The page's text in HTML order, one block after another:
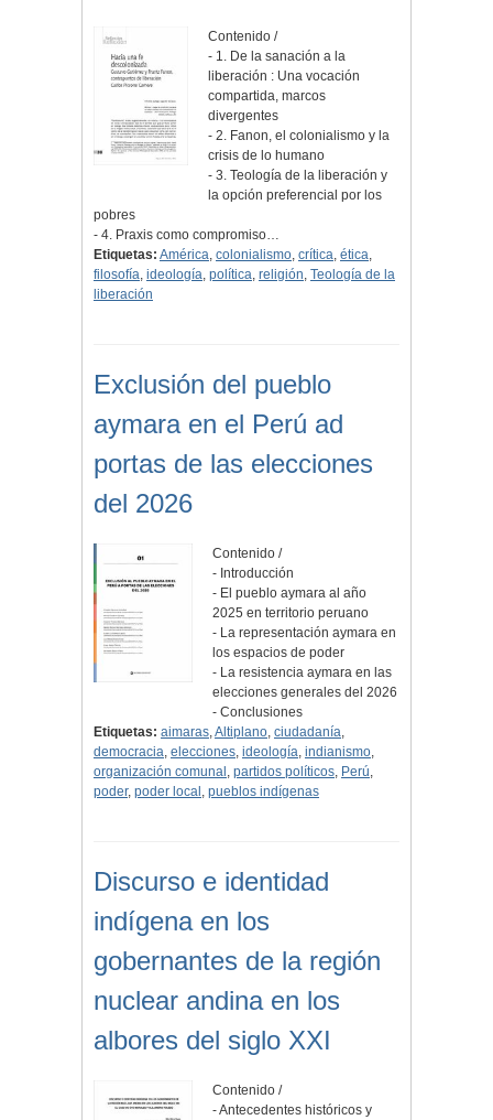
Contenido /
- 1. De la sanación a la
liberación : Una vocación
compartida, marcos
divergentes
- 2. Fanon, el colonialismo y la
crisis de lo humano
- 3. Teología de la liberación y
la opción preferencial por los
pobres
- 4. Praxis como compromiso…
Etiquetas: América, colonialismo, crítica, ética,
filosofía, ideología, política, religión, Teología de la
liberación
Exclusión del pueblo
aymara en el Perú ad
portas de las elecciones
del 2026
Contenido /
- Introducción
- El pueblo aymara al año
2025 en territorio peruano
- La representación aymara en
los espacios de poder
- La resistencia aymara en las
elecciones generales del 2026
- Conclusiones
Etiquetas: aimaras,Altiplano, ciudadanía,
democracia, elecciones, ideología, indianismo,
organización comunal , partidos políticos, Perú,
poder, poder local , pueblos indígenas
Discurso e identidad
indígena en los
gobernantes de la región
nuclear andina en los
albores del siglo XXI
Contenido /
- Antecedentes históricos y